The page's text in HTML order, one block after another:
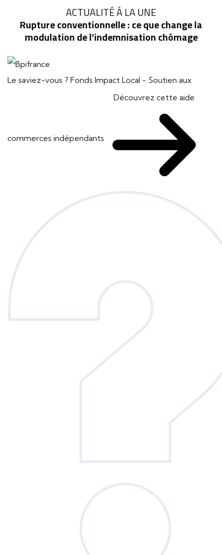
ACTUALITÉ À LA UNE
Rupture conventionnelle : ce que change la
modulation de l’indemnisation chômage
Le saviez-vous ? Fonds Impact Local - Soutien aux
commerces indépendants
Découvrez cette aide